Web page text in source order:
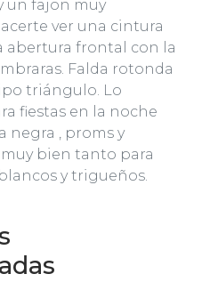
un fajon muy
ver una cintura
abertura frontal con la
Falda rotonda
triángulo. Lo
fiestas en la noche
negra , proms y
bien tanto para
y trigueños.